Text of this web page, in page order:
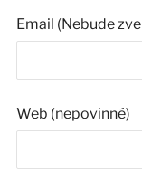
Email (Nebude
Web (nepovinné)